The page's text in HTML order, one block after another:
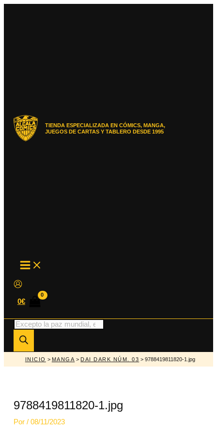
TIENDA ESPECIALIZADA EN CÓMICS, MANGA,
JUEGOS DE CARTAS Y TABLERO DESDE 1995
MAIN
0€
Búsqueda
de
productos
INICIO > MANGA > DAI DARK NÚM. 03 > 9788419811820-1.jpg
9788419811820-1.jpg
Por / 08/11/2023